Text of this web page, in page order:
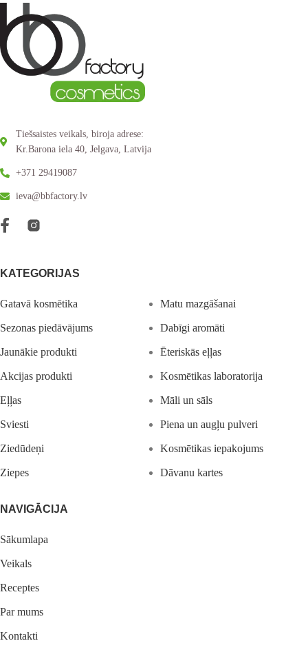
Tiešsaistes veikals, biroja adrese:
Kr.Barona iela 40, Jelgava, Latvija
+371 29419087
ieva@bbfactory.lv
NAVIGĀCIJA
Sākumlapa
Veikals
Receptes
Par mums
Kontakti
KATEGORIJAS
Gatavā kosmētika
Sezonas piedāvājums
Jaunākie produkti
Akcijas produkti
Eļļas
Sviesti
Ziedūdeņi
Ziepes
Matu mazgāšanai
Dabīgi aromāti
Ēteriskās eļļas
Kosmētikas laboratorija
Māli un sāls
Piena un augļu pulveri
Kosmētikas iepakojums
Dāvanu kartes